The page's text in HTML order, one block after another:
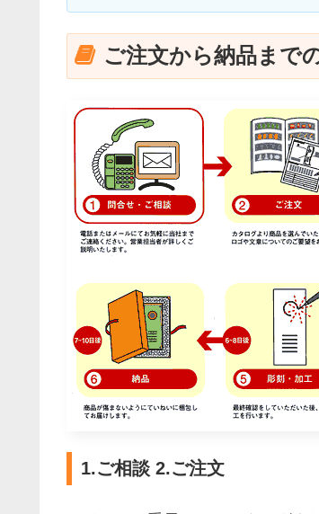
ご注文から納品まで
1.ご相談 2.ご注文